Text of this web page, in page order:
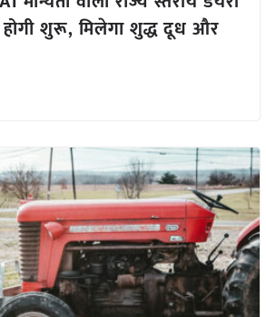
होगी शुरू, मिलेगा शुद्ध दूध और